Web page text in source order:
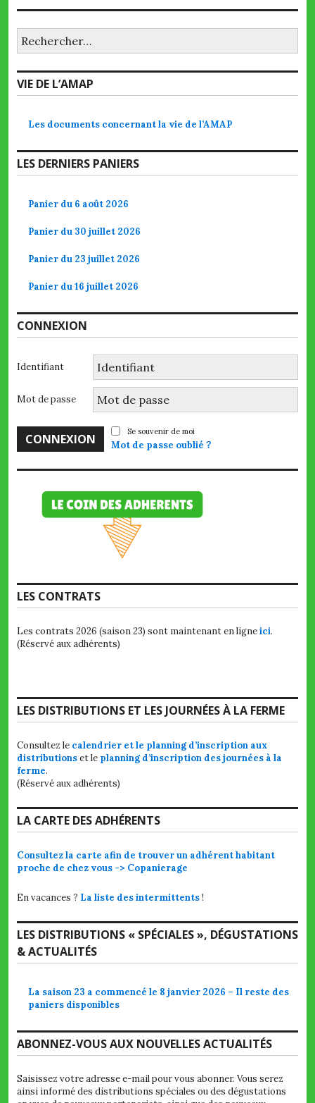
VIE DE L’AMAP
Les documents concernant la vie de l’AMAP
LES DERNIERS PANIERS
Panier du 6 août 2026
Panier du 30 juillet 2026
Panier du 23 juillet 2026
Panier du 16 juillet 2026
CONNEXION
Identifiant
Mot de passe
Se souvenir de moi
Mot de passe oublié ?
LES CONTRATS
Les contrats 2026 (saison 23) sont maintenant en ligneici.
(Réservé aux adhérents)
LES DISTRIBUTIONS ET LES JOURNÉES À LA FERME
Consultez le calendrier et le planning d’inscription aux
distributionset le planning d’inscription des journées à la
ferme.
(Réservé aux adhérents)
LA CARTE DES ADHÉRENTS
Consultez la carte afin de trouver un adhérent habitant
proche de chez vous -> Copanierage
En vacances ? La liste des intermittents!
LES DISTRIBUTIONS « SPÉCIALES », DÉGUSTATIONS
& ACTUALITÉS
La saison 23 a commencé le 8 janvier 2026 – Il reste des
paniers disponibles
ABONNEZ-VOUS AUX NOUVELLES ACTUALITÉS
Saisissez votre adresse e-mail pour vous abonner. Vous serez
ainsi informé des distributions spéciales ou des dégustations